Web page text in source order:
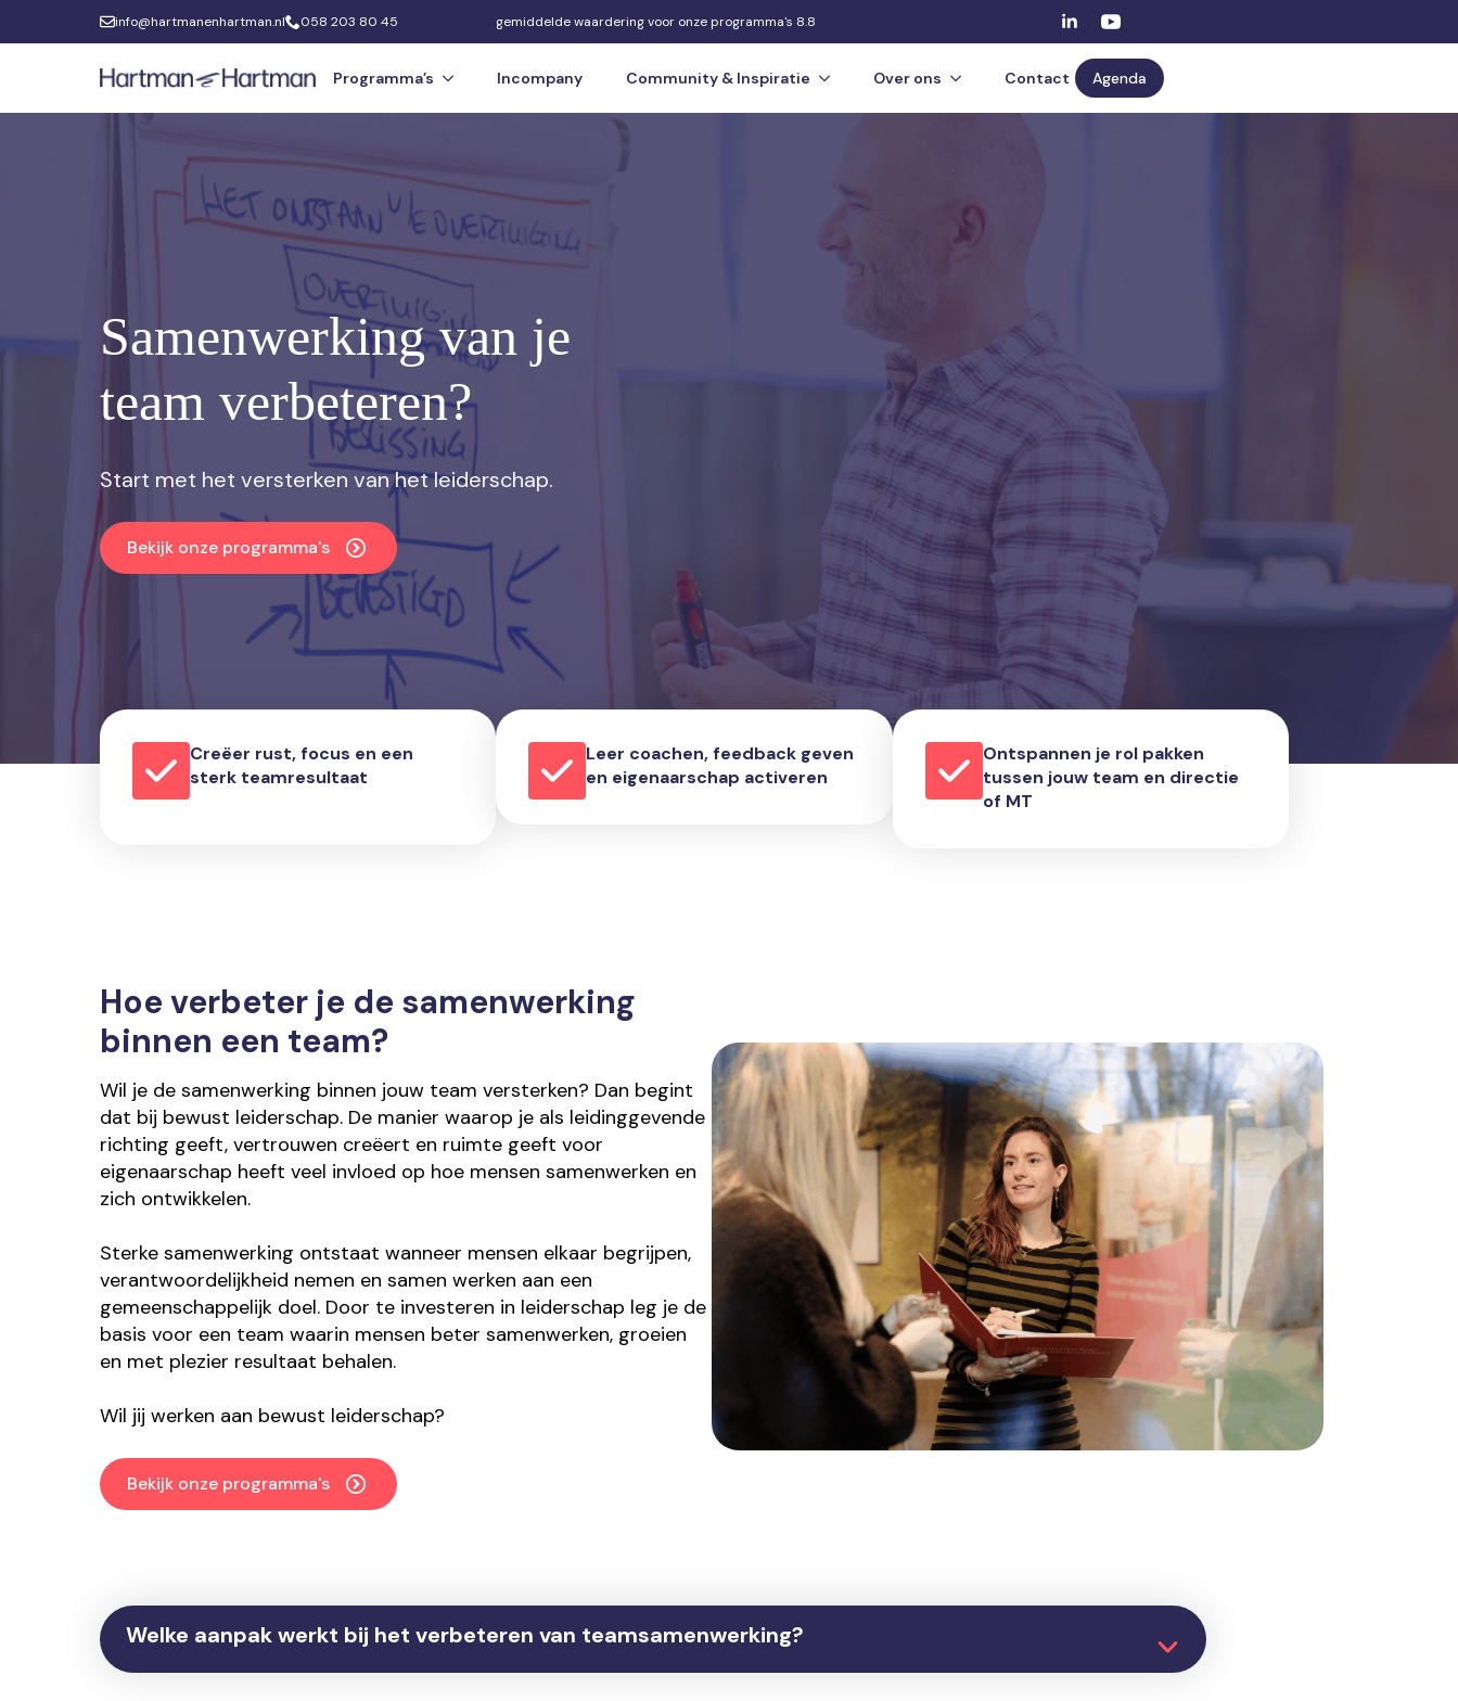
info@hartmanenhartman.nl 058 203 80 45 gemiddelde waardering voor onze programma's 8.8
Programma’s Incompany Community & Inspiratie Over ons Contact Agenda
Samenwerking van je
team verbeteren?
Start met het versterken van het leiderschap.
Bekijk onze programma's
Creëer rust, focus en een
sterk teamresultaat
Leer coachen, feedback geven
en eigenaarschap activeren
Ontspannen je rol pakken
tussen jouw team en directie
of MT
Hoe verbeter je de samenwerking
binnen een team?
Wil je de samenwerking binnen jouw team versterken? Dan begint
dat bij bewust leiderschap. De manier waarop je als leidinggevende
richting geeft, vertrouwen creëert en ruimte geeft voor
eigenaarschap heeft veel invloed op hoe mensen samenwerken en
zich ontwikkelen.
Sterke samenwerking ontstaat wanneer mensen elkaar begrijpen,
verantwoordelijkheid nemen en samen werken aan een
gemeenschappelijk doel. Door te investeren in leiderschap leg je de
basis voor een team waarin mensen beter samenwerken, groeien
en met plezier resultaat behalen.
Wil jij werken aan bewust leiderschap?
Bekijk onze programma's
Welke aanpak werkt bij het verbeteren van teamsamenwerking?